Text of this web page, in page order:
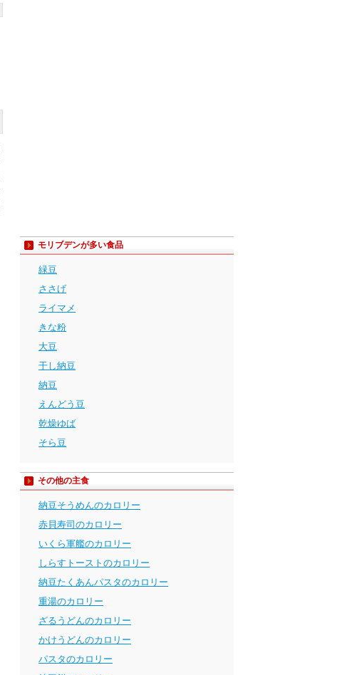
モリブデンが多い食品
緑豆
ささげ
ライマメ
きな粉
大豆
干し納豆
納豆
えんどう豆
乾燥ゆば
そら豆
その他の主食
納豆そうめんのカロリー
赤貝寿司のカロリー
いくら軍艦のカロリー
しらすトーストのカロリー
納豆たくあんパスタのカロリー
重湯のカロリー
ざるうどんのカロリー
かけうどんのカロリー
パスタのカロリー